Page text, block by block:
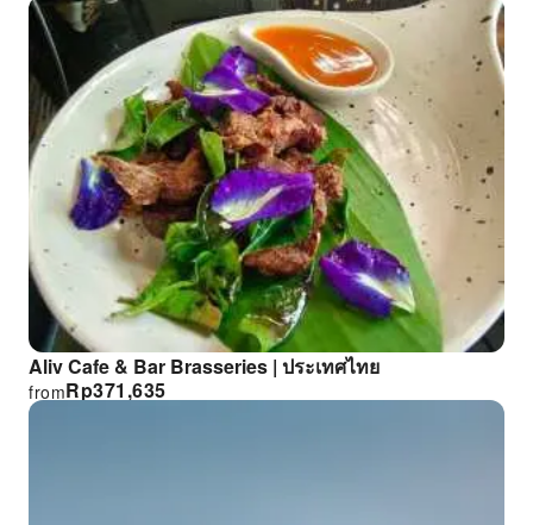
Aliv Cafe & Bar Brasseries | ประเทศไทย
Rp371,635
from